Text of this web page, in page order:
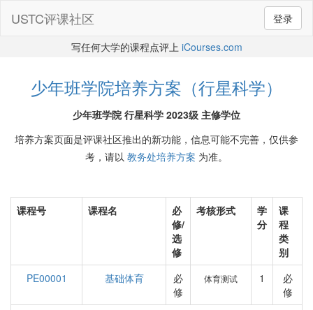
登录
USTC评课社区
写任何大学的课程点评上 iCourses.com
少年班学院培养方案（行星科学）
少年班学院 行星科学 2023级 主修学位
培养方案页面是评课社区推出的新功能，信息可能不完善，仅供参
考，请以 教务处培养方案 为准。
课程号 课程名
必
修/
选
修
考核形式
学
分
课
程
类
别
PE00001
基础体育
必
修
体育测试 1
必
修